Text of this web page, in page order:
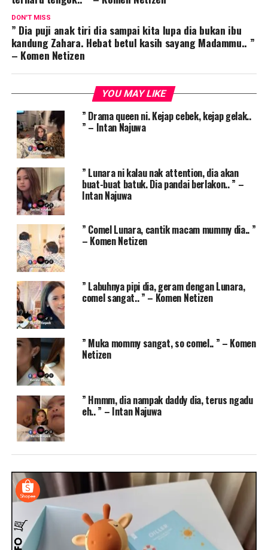
DON'T MISS
” Dia puji anak tiri dia sampai kita lupa dia bukan ibu
kandung Zahara. Hebat betul kasih sayang Madammu.. ”
– Komen Netizen
YOU MAY LIKE
” Drama queen ni. Kejap cebek, kejap gelak..
” – Intan Najuwa
” Lunara ni kalau nak attention, dia akan
buat-buat batuk. Dia pandai berlakon.. ” –
Intan Najuwa
” Comel Lunara, cantik macam mummy dia.. ”
– Komen Netizen
” Labuhnya pipi dia, geram dengan Lunara,
comel sangat.. ” – Komen Netizen
” Muka mommy sangat, so comel.. ” – Komen
Netizen
” Hmmm, dia nampak daddy dia, terus ngadu
eh.. ” – Intan Najuwa